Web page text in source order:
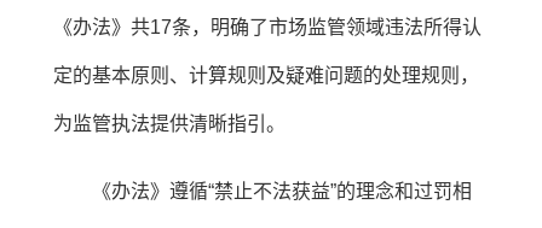
《办法》共17条，明确了市场监管领域违法所得认
定的基本原则、计算规则及疑难问题的处理规则，
为监管执法提供清晰指引。
《办法》遵循“禁止不法获益”的理念和过罚相